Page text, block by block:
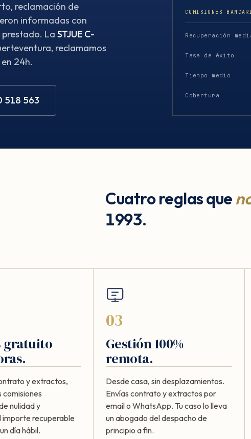
reclamación de
informadas con
La STJUE C-
reclamamos
24h.
518 563
COMISIONES
Recuperación
Tasa de éxito
Tiempo medio
Cobertura
Cuatro reglas que
1993.
gratuito
y extractos,
nulidad y
importe recuperable
día hábil.
03
Gestión 100%
remota.
Desde casa, sin desplazamientos.
Envías contrato y extractos por
email o WhatsApp. Tu caso lo lleva
un abogado del despacho de
principio a fin.